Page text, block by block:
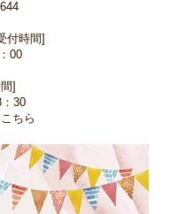
付時間]
00
]
30
ちら